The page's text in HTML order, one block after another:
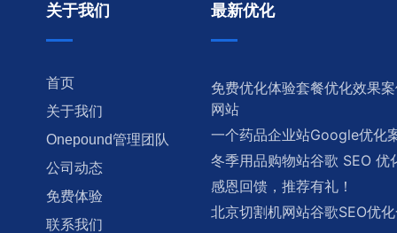
关于我们
首页
关于我们
Onepound管理团队
公司动态
免费体验
联系我们
最新优化
免费优化体验套餐优化效果
网站
一个药品企业站Google优化
冬季用品购物站谷歌 SEO 优
感恩回馈，推荐有礼！
北京切割机网站谷歌SEO优